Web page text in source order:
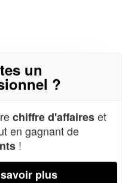
un
?
chiffre d'affaireset
en gagnant de
!
plus